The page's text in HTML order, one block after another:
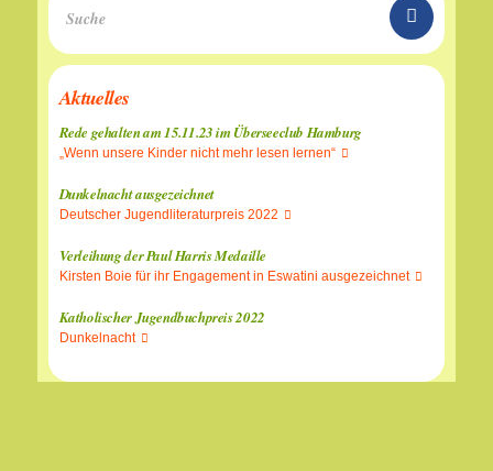
Aktuelles
Rede gehalten am 15.11.23 im Überseeclub Hamburg
„Wenn unsere Kinder nicht mehr lesen lernen“
Dunkelnacht ausgezeichnet
Deutscher Jugendliteraturpreis 2022
Verleihung der Paul Harris Medaille
Kirsten Boie für ihr Engagement in Eswatini ausgezeichnet
Katholischer Jugendbuchpreis 2022
Dunkelnacht